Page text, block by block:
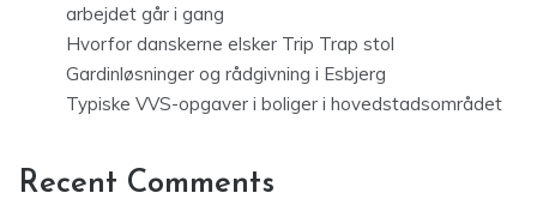
arbejdet går i gang
Hvorfor danskerne elsker Trip Trap stol
Gardinløsninger og rådgivning i Esbjerg
Typiske VVS-opgaver i boliger i hovedstadsområdet
Recent Comments